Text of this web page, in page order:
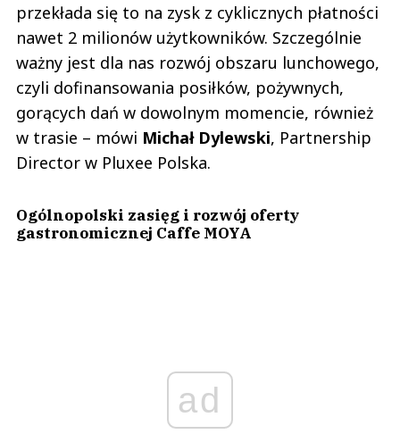
przekłada się to na zysk z cyklicznych płatności
nawet 2 milionów użytkowników. Szczególnie
ważny jest dla nas rozwój obszaru lunchowego,
czyli dofinansowania posiłków, pożywnych,
gorących dań w dowolnym momencie, również
w trasie – mówi Michał Dylewski, Partnership
Director w Pluxee Polska.
Ogólnopolski zasięg i rozwój oferty
gastronomicznej Caffe MOYA
ad